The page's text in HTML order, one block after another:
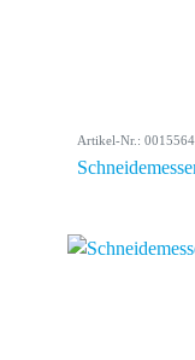
Artikel-Nr.: 0015564